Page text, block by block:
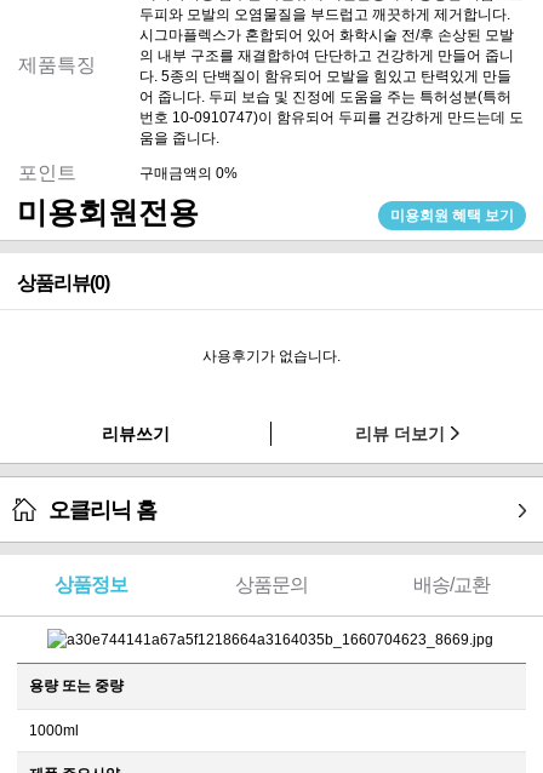
제품특징
두피와 모발의 오염물질을 부드럽고 깨끗하게 제거합니다.
시그마플렉스가 혼합되어 있어 화학시술 전/후 손상된 모발
의 내부 구조를 재결합하여 단단하고 건강하게 만들어 줍니
다. 5종의 단백질이 함유되어 모발을 힘있고 탄력있게 만들
어 줍니다. 두피 보습 및 진정에 도움을 주는 특허성분(특허
번호 10-0910747)이 함유되어 두피를 건강하게 만드는데 도
움을 줍니다.
포인트 구매금액의 0%
미용회원전용 미용회원 혜택 보기
상품리뷰(0)
사용후기가 없습니다.
리뷰쓰기 리뷰 더보기
오클리닉 홈
상품정보 상품문의 배송/교환
용량 또는 중량
1000ml